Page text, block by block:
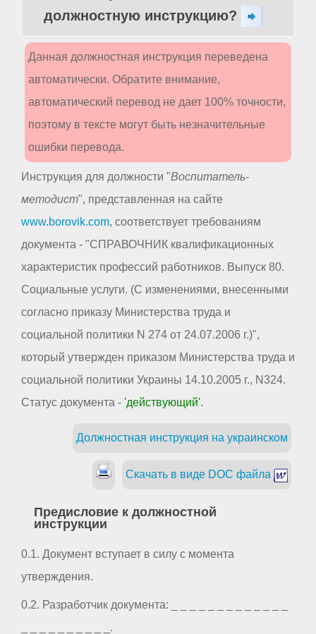
должностную инструкцию?
Данная должностная инструкция переведена
автоматически. Обратите внимание,
автоматический перевод не дает 100% точности,
поэтому в тексте могут быть незначительные
ошибки перевода.
Инструкция для должности "Воспитатель-
методист", представленная на сайте
www.borovik.com, соответствует требованиям
документа - "СПРАВОЧНИК квалификационных
характеристик профессий работников. Выпуск 80.
Социальные услуги. (С изменениями, внесенными
согласно приказу Министерства труда и
социальной политики N 274 от 24.07.2006 г.)",
который утвержден приказом Министерства труда и
социальной политики Украины 14.10.2005 г., N324.
Статус документа - 'действующий'.
Должностная инструкция на украинском
Скачать в виде DOC файла
Предисловие к должностной
инструкции
0.1. Документ вступает в силу с момента
утверждения.
0.2. Разработчик документа: _ _ _ _ _ _ _ _ _ _ _ _ _
_ _ _ _ _ _ _ _ _ _.